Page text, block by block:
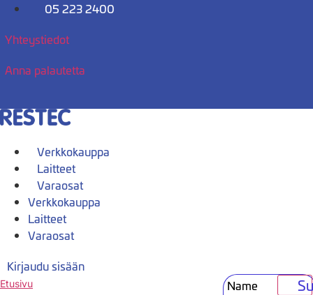
Mene
05 223 2400
Yhteystiedot
Anna palautetta
Verkkokauppa
Laitteet
Varaosat
Verkkokauppa
Laitteet
Varaosat
Kirjaudu sisään
Name
Etusivu